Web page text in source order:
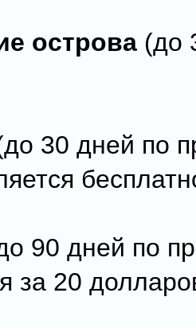
острова (до
30 дней по
90 дней по
за 20